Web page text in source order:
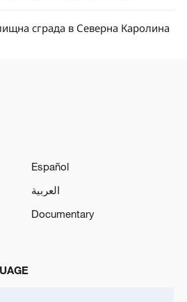
сграда в Северна Каролина
Español
العربية
Documentary